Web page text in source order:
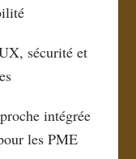
sécurité et
intégrée
les PME